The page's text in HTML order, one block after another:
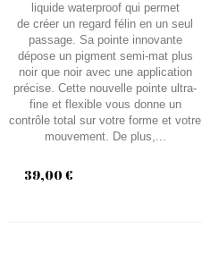
liquide waterproof qui permet
de créer un regard félin en un seul
passage. Sa pointe innovante
dépose un pigment semi-mat plus
noir que noir avec une application
précise. Cette nouvelle pointe ultra-
fine et flexible vous donne un
contrôle total sur votre forme et votre
mouvement. De plus,...
39,00 €